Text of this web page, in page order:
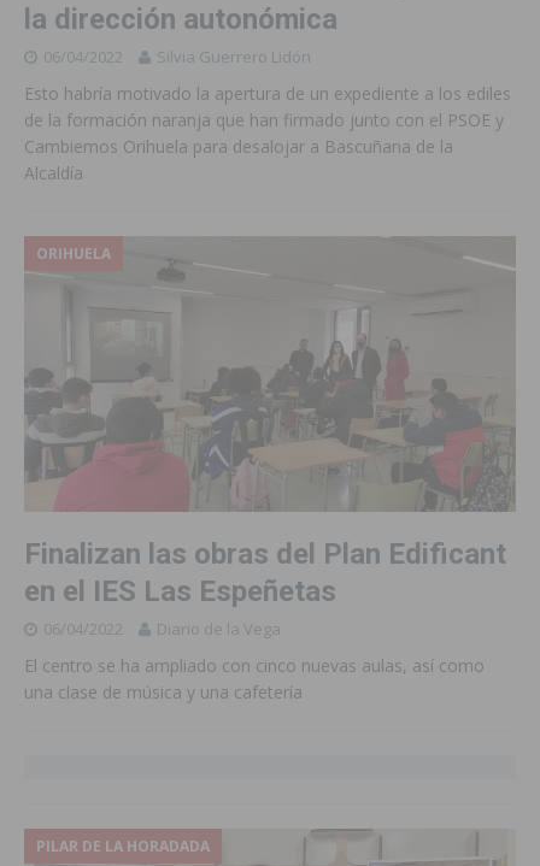
la dirección autonómica
06/04/2022 Silvia Guerrero Lidón
Esto habría motivado la apertura de un expediente a los ediles
de la formación naranja que han firmado junto con el PSOE y
Cambiemos Orihuela para desalojar a Bascuñana de la
Alcaldía
ORIHUELA
Finalizan las obras del Plan Edificant
en el IES Las Espeñetas
06/04/2022 Diario de la Vega
El centro se ha ampliado con cinco nuevas aulas, así como
una clase de música y una cafetería
PILAR DE LA HORADADA